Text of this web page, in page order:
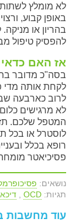
לא מומלץ לשתות
באופן קבוע,
בהריון או
להפסיק טיפול
אז האם
בסה"כ מדובר
לקחת אותה מדי
לרוב כארבעה
המטפל שלכם.
לוסטרל או
רופא בכלל
פסיכיאטר
נושאים:
תגיות:OCD
,
עוד מחשבות